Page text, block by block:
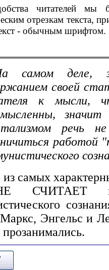
читателей мы
отрезкам текста,
- обычным шрифтом.
самом деле,
своей
к мысли,
речь
работой
самых
СЧИТАЕТ
Энгельс и